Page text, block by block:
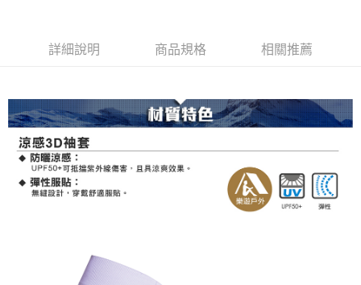
澎湖金門
付款後門市自取
每筆NT$80，滿NT$790(含以上)免運費
宅配貨到付款
每筆NT$130，滿NT$2,000(含以上)免運費
詳細說明 商品規格 相關推薦